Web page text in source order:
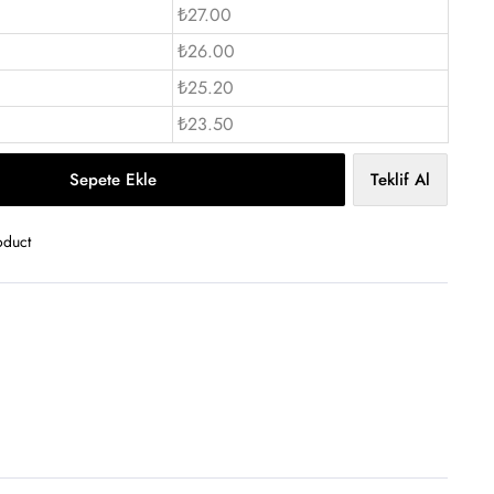
₺27.00
₺26.00
₺25.20
₺23.50
Sepete Ekle Teklif Al